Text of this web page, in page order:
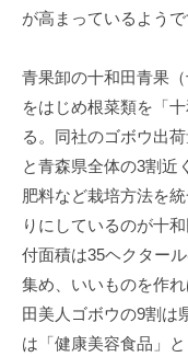
が高まっているようで
青果卸の十和田青果
をはじめ根菜類を「
る。同社のゴボウ出
と青森県全体の3割近
肥料など栽培方法を
りにしているのが十
付面積は35ヘクター
集め、いいものを作
田美人ゴボウの9割は
は「健康美容食品」